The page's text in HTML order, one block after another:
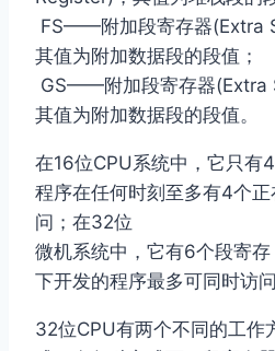
FS——附加段寄存器(Extra
其值为附加数据段的段值；
GS——附加段寄存器(Extra
其值为附加数据段的段值。
在16位CPU系统中，它只有
程序在任何时刻至多有4个
问；在32位
微机系统中，它有6个段寄
下开发的程序最多可同时访问
32位CPU有两个不同的工作